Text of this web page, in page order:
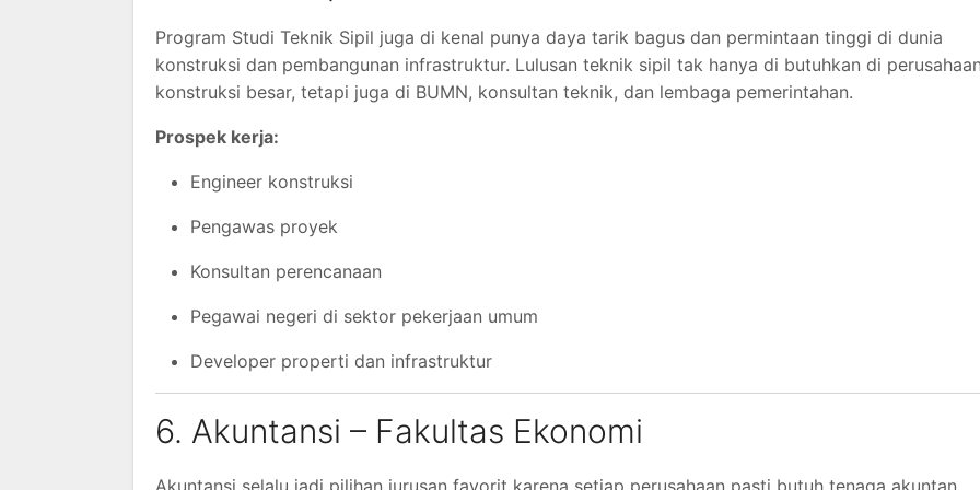
Program Studi Teknik Sipil juga di kenal punya daya tarik bagus dan permintaan tinggi di dunia
konstruksi dan pembangunan infrastruktur. Lulusan teknik sipil tak hanya di butuhkan di
konstruksi besar, tetapi juga di BUMN, konsultan teknik, dan lembaga pemerintahan.
Prospek kerja:
Engineer konstruksi
Pengawas proyek
Konsultan perencanaan
Pegawai negeri di sektor pekerjaan umum
Developer properti dan infrastruktur
6. Akuntansi – Fakultas Ekonomi
Akuntansi selalu jadi pilihan jurusan favorit karena setiap perusahaan pasti butuh tenaga akuntan